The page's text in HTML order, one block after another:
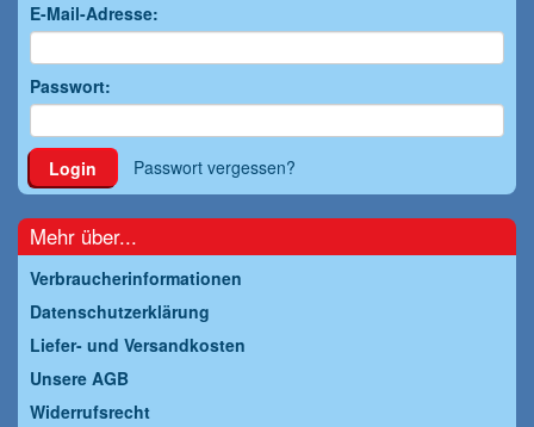
E-Mail-Adresse:
Passwort:
Login Passwort vergessen?
Mehr über...
Verbraucherinformationen
Datenschutzerklärung
Liefer- und Versandkosten
Unsere AGB
Widerrufsrecht